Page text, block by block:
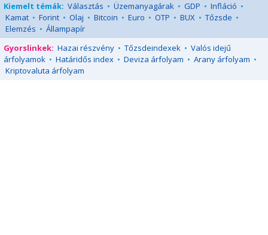
Kiemelt témák: Választás • Üzemanyagárak • GDP • Infláció •
Kamat • Forint • Olaj • Bitcoin • Euro • OTP • BUX • Tőzsde •
Elemzés • Állampapír
Gyorslinkek: Hazai részvény • Tőzsdeindexek • Valós idejű
árfolyamok • Határidős index • Deviza árfolyam • Arany árfolyam •
Kriptovaluta árfolyam